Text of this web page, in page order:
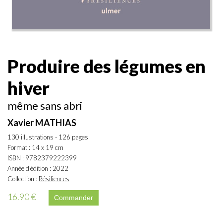
Produire des légumes en
hiver
même sans abri
Xavier MATHIAS
130 illustrations - 126 pages
Format : 14 x 19 cm
ISBN : 9782379222399
Année d'édition : 2022
Collection : Résiliences
16.90 €